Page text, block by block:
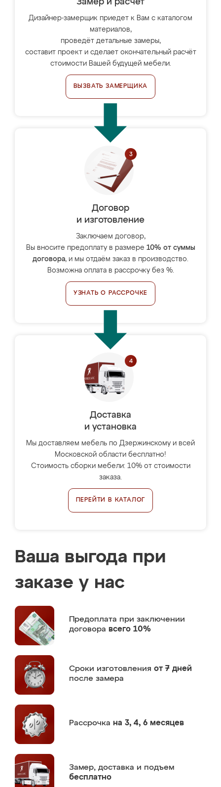
Замер и расчет
Дизайнер-замерщик приедет к Вам с каталогом
материалов,
проведёт детальные замеры,
составит проект и сделает окончательный расчёт
стоимости Вашей будущей мебели.
ВЫЗВАТЬ ЗАМЕРЩИКА
Договор
и изготовление
Заключаем договор,
Вы вносите предоплату в размере 10% от суммы
договора, и мы отдаём заказ в производство.
Возможна оплата в рассрочку без %.
УЗНАТЬ О РАССРОЧКЕ
Доставка
и установка
Мы доставляем мебель по Дзержинскому и всей
Московской области бесплатно!
Стоимость сборки мебели: 10% от стоимости
заказа.
ПЕРЕЙТИ В КАТАЛОГ
Ваша выгода при
заказе у нас
Предоплата при заключении
договора всего 10%
Сроки изготовления от 7 дней
после замера
Рассрочка на 3, 4, 6 месяцев
Замер, доставка и подъем
бесплатно